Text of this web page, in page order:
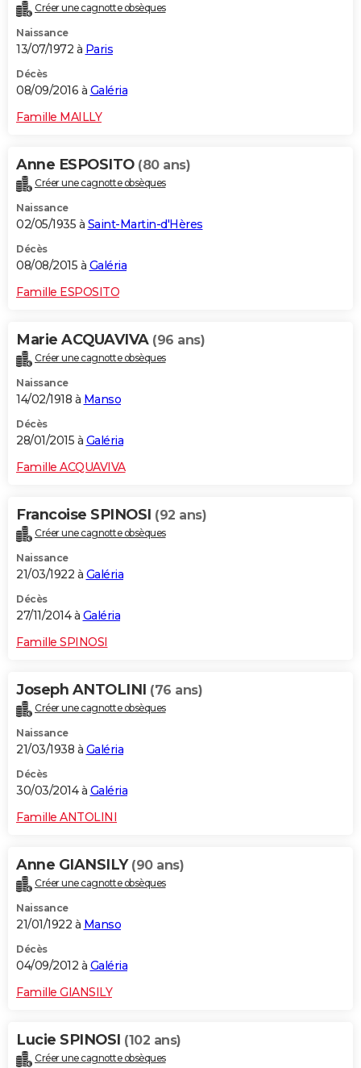
Créer une cagnotte obsèques
Naissance
13/07/1972 à Paris
Décès
08/09/2016 à Galéria
Famille MAILLY
Anne ESPOSITO (80 ans)
Créer une cagnotte obsèques
Naissance
02/05/1935 à Saint-Martin-d'Hères
Décès
08/08/2015 à Galéria
Famille ESPOSITO
Marie ACQUAVIVA (96 ans)
Créer une cagnotte obsèques
Naissance
14/02/1918 à Manso
Décès
28/01/2015 à Galéria
Famille ACQUAVIVA
Francoise SPINOSI (92 ans)
Créer une cagnotte obsèques
Naissance
21/03/1922 à Galéria
Décès
27/11/2014 à Galéria
Famille SPINOSI
Joseph ANTOLINI (76 ans)
Créer une cagnotte obsèques
Naissance
21/03/1938 à Galéria
Décès
30/03/2014 à Galéria
Famille ANTOLINI
Anne GIANSILY (90 ans)
Créer une cagnotte obsèques
Naissance
21/01/1922 à Manso
Décès
04/09/2012 à Galéria
Famille GIANSILY
Lucie SPINOSI (102 ans)
Créer une cagnotte obsèques